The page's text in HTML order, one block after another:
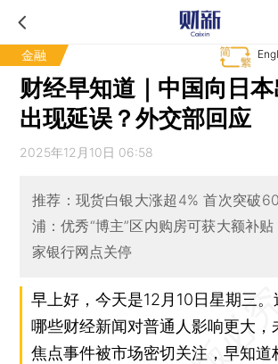
金融
财经早知道｜中国向日
出现延误？外交部回应
2025年12月10日 06:58
推荐：现货白银大涨超4% 首次突破
浦：优秀“博主”区内购房可获大额补
家银行网点关停
早上好，今天是12月10日星期三。
哪些财经新闻对普通人影响更大，
焦点事件被市场密切关注，早知道